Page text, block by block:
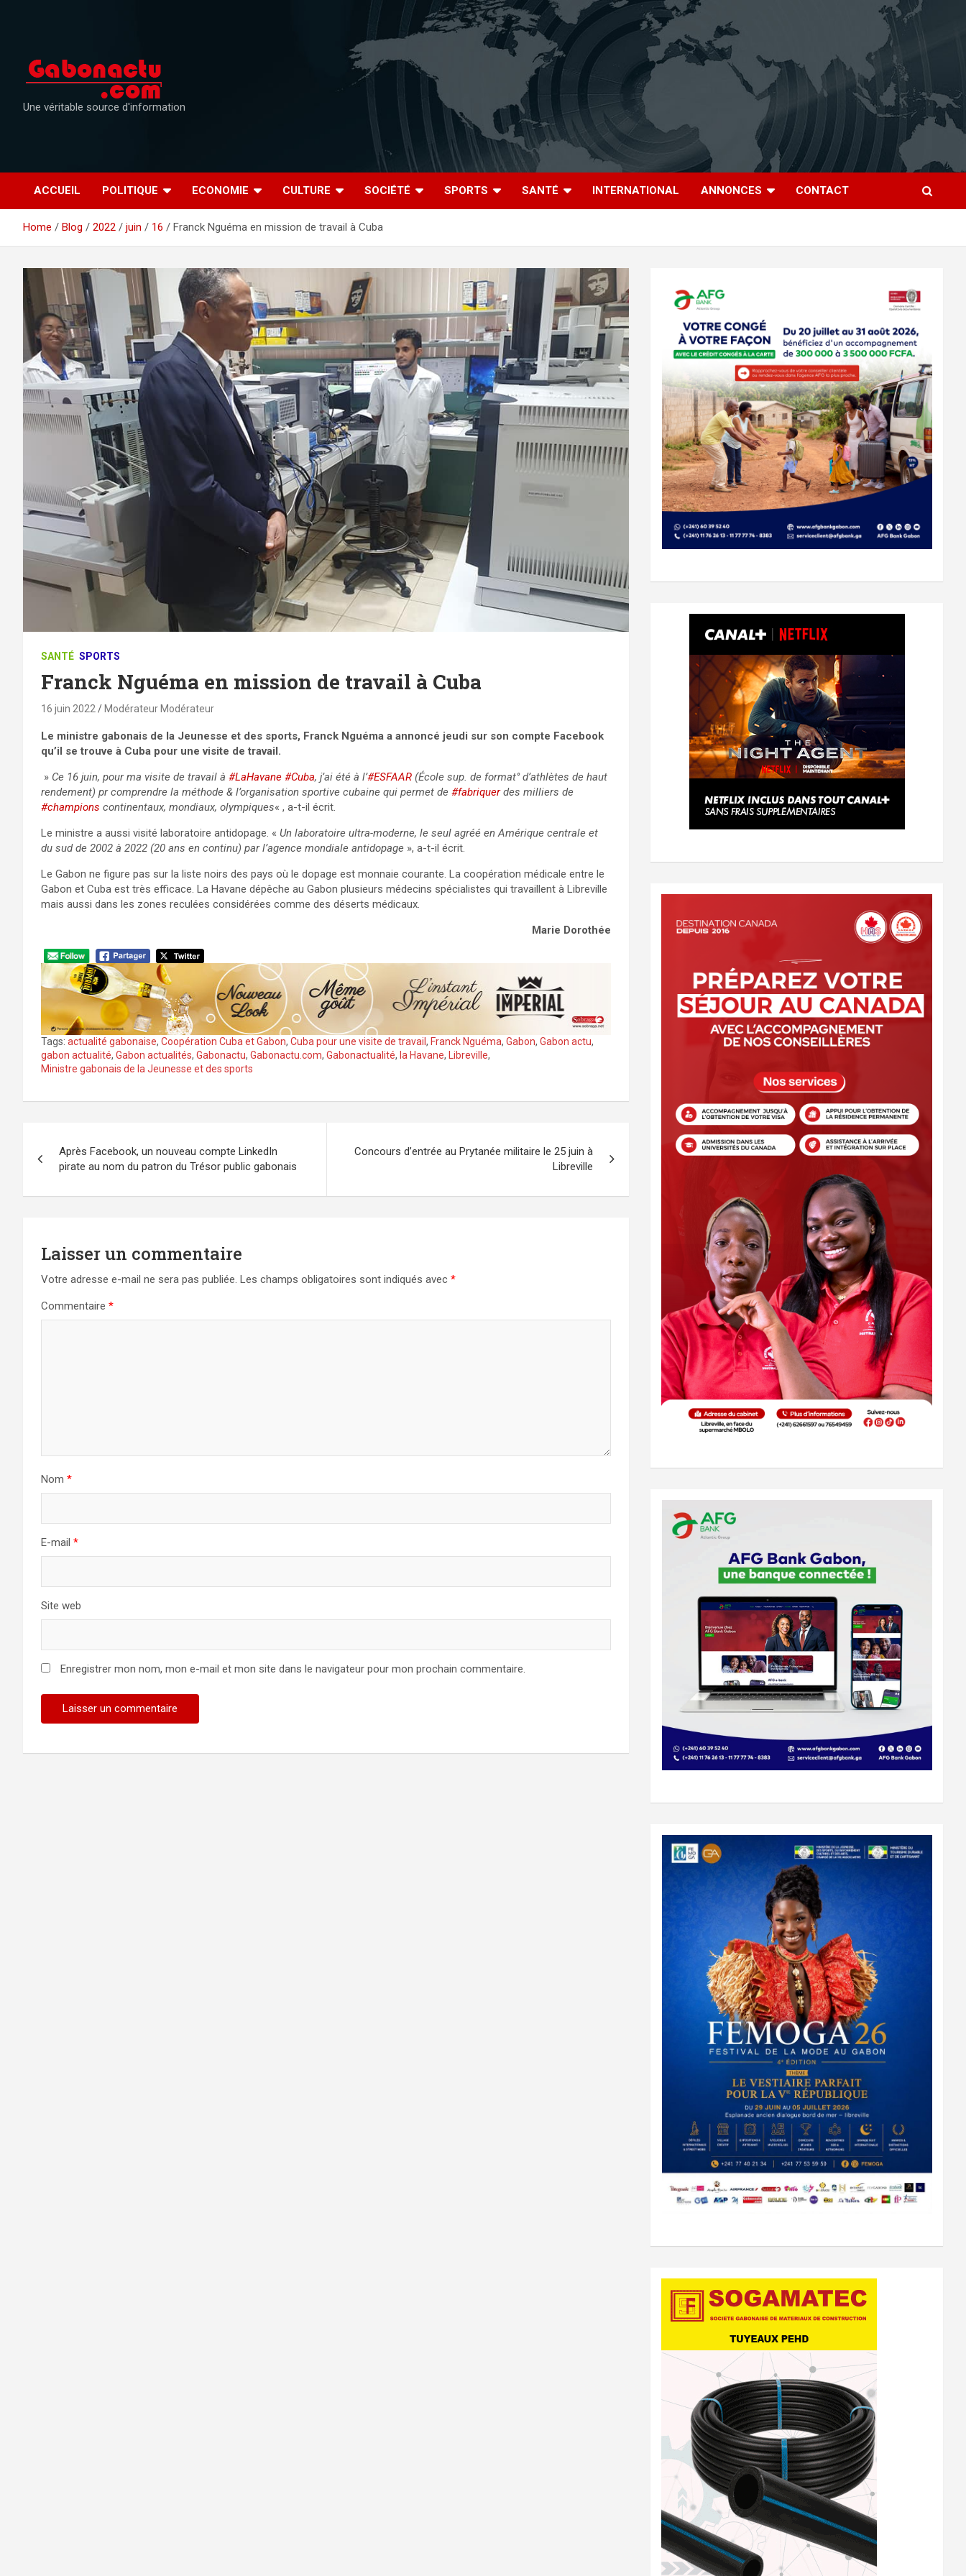
Une véritable source d'information
ACCUEIL POLITIQUE ECONOMIE CULTURE SOCIÉTÉ SPORTS SANTÉ INTERNATIONAL ANNONCES CONTACT
Home Blog 2022 juin 16 Franck Nguéma en mission de travail à Cuba
SANTÉ SPORTS
Franck Nguéma en mission de travail à Cuba
16 juin 2022 Modérateur Modérateur
Le ministre gabonais de la Jeunesse et des sports, Franck Nguéma a annoncé jeudi sur son compte Facebook
qu’il se trouve à Cuba pour une visite de travail.
» Ce 16 juin, pour ma visite de travail à #LaHavane #Cuba, j’ai été à l’#ESFAAR (École sup. de format° d’athlètes de haut
rendement) pr comprendre la méthode & l’organisation sportive cubaine qui permet de #fabriquerdes milliers de
#champions continentaux, mondiaux, olympiques« , a-t-il écrit.
Le ministre a aussi visité laboratoire antidopage. « Un laboratoire ultra-moderne, le seul agréé en Amérique centrale et
du sud de 2002 à 2022 (20 ans en continu) par l’agence mondiale antidopage », a-t-il écrit.
Le Gabon ne figure pas sur la liste noirs des pays où le dopage est monnaie courante. La coopération médicale entre le
Gabon et Cuba est très efficace. La Havane dépêche au Gabon plusieurs médecins spécialistes qui travaillent à Libreville
mais aussi dans les zones reculées considérées comme des déserts médicaux.
Marie Dorothée
Tags: actualité gabonaise, Coopération Cuba et Gabon, Cuba pour une visite de travail , Franck Nguéma, Gabon, Gabon actu,
gabon actualité, Gabon actualités, Gabonactu, Gabonactu.com, Gabonactualité, la Havane, Libreville,
Ministre gabonais de la Jeunesse et des sports
de
l’article
Après Facebook, un nouveau compte LinkedIn
pirate au nom du patron du Trésor public gabonais
Concours d’entrée au Prytanée militaire le 25 juin à
Libreville
Laisser un commentaire
Votre adresse e-mail ne sera pas publiée. Les champs obligatoires sont indiqués avec *
Commentaire *
Nom *
E-mail *
Site web
Enregistrer mon nom, mon e-mail et mon site dans le navigateur pour mon prochain commentaire.